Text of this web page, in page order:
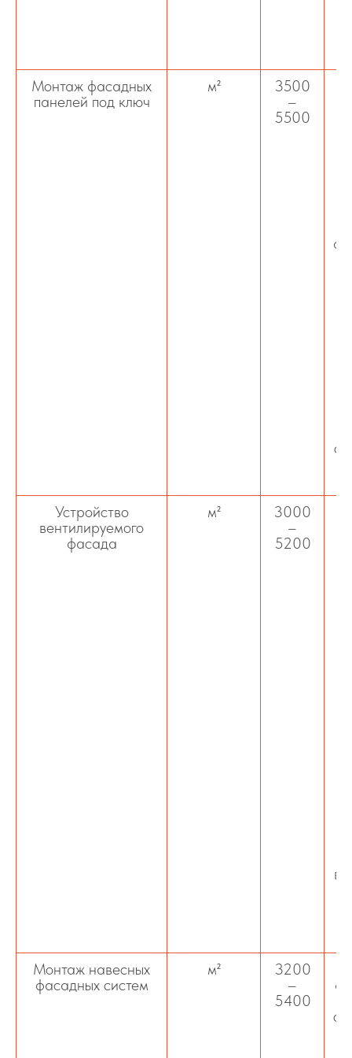
Монтаж фасадных
панелей под ключ
м²
3500
–
5500
Устройство
вентилируемого
фасада
м²
3000
–
5200
Монтаж навесных
фасадных систем
м²
3200
–
5400